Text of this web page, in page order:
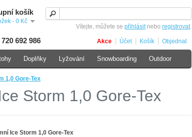
košík
- 0 Kč
Vítejte, můžete se přihlásitnebo registrovat.
692 986 Akce Účet Košík Objednat
1,0 Gore-Tex
Storm 1,0 Gore-Tex
Ice Storm 1,0 Gore-Tex
Doplňky Lyžování Snowboarding Outdoor